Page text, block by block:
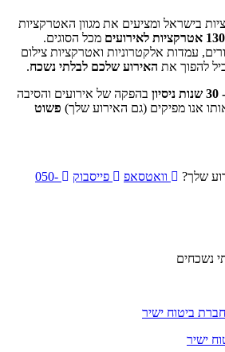
ומציעים את מגוון האטרקציות
מכל הסוגים.
עמדות אלקטרוניות ואטרקציות צילום
אתהאירוע שלכם לבלתי נשכח.
בהפקה של אירועים והסיבה
מפיקים (גם האירוע שלך)פשוט
וואטסאפ פייסבוק
050-